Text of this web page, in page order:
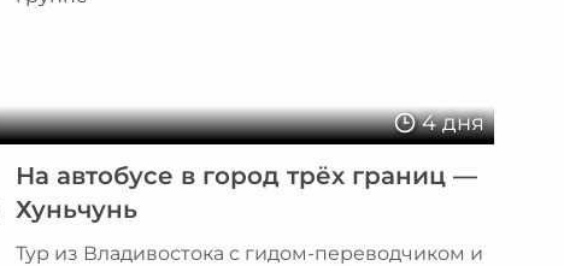
4 дня
На автобусе в город трёх границ —
Хуньчунь
Тур из Владивостока с гидом-переводчиком и